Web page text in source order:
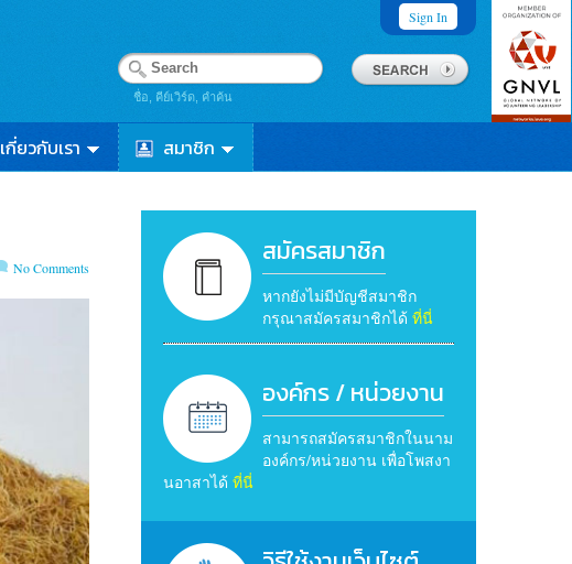
Sign In
ชื่อ, คีย์เวิร์ด, คำค้น
เกี่ยวกับเรา สมาชิก
No Comments สมัครสมาชิก
หากยังไม่มีบัญชีสมาชิก
กรุณาสมัครสมาชิกได้ ที่นี่
องค์กร / หน่วยงาน
สามารถสมัครสมาชิกในนาม
องค์กร/หน่วยงาน เพื่อโพสงา
นอาสาได้ ที่นี่